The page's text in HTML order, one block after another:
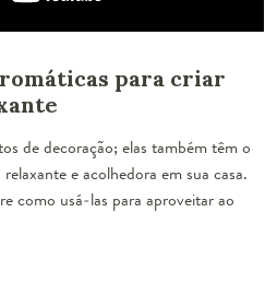
para criar
de decoração; elas também têm o
e acolhedora em sua casa.
como usá-las para aproveitar ao